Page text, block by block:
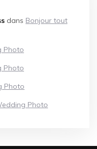
dans Bonjour tout
Photo
Photo
Photo
Photo